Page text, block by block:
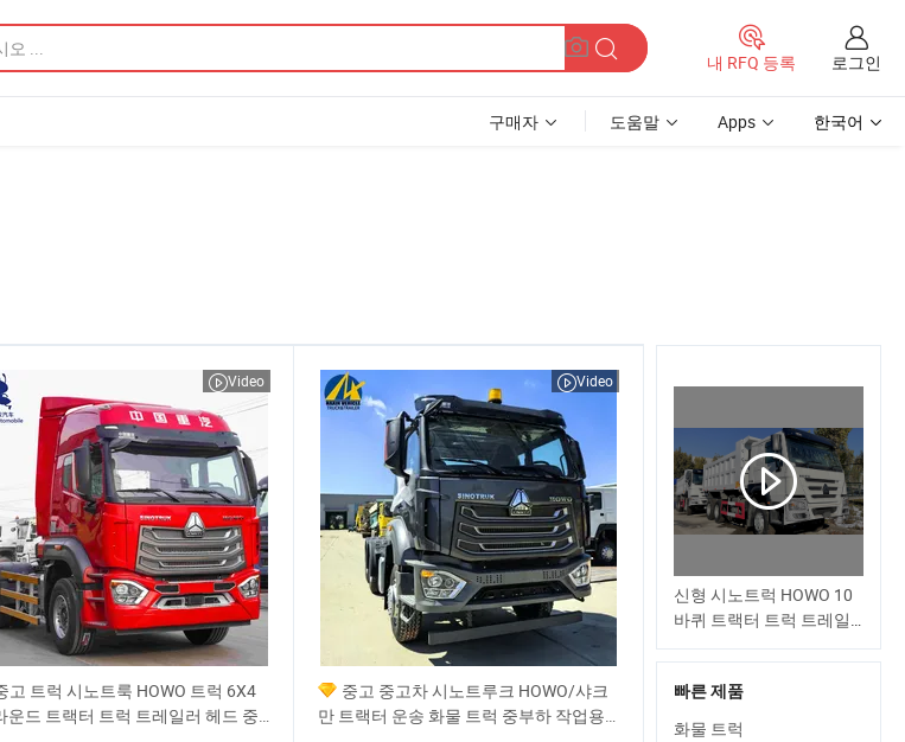
내 RFQ 등록 로그인
구매자 도움말 Apps 한국어
Video
고 트럭 시노트룩 HOWO 트럭 6X4
운드 트랙터 트럭 트레일러 헤드 중
Video
중고 중고차 시노트루크 HOWO/샤크
만 트랙터 운송 화물 트럭 중부하 작업용
신형 시노트럭 HOWO 10
바퀴 트랙터 트럭 트레일
러 헤드 6X4 화물 트럭
336HP 371HP 420HP
20ton 60ton 덤프 트럭
HOWO 트럭 가격
빠른 제품
화물 트럭